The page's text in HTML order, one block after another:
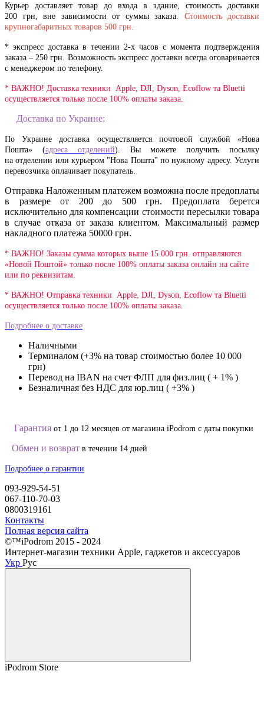
Курьер доставляет товар до входа в здание, стоимость доставки
200 грн, вне зависимости от суммы заказа. Стоимость доставки
крупногабаритных товаров 500 грн.
* экспресс доставка в течении 2-х часов с момента подтверждения
заказа – 250 грн. Возможность экспресс доставки всегда оговаривается
с менеджером по телефону.
* ВАЖНО! Доставка техники Apple, DJI, Dyson, Ecoflow та Bluetti
осуществляется только после 100% оплаты заказа.
Доставка по Украине:
По Украине доставка осуществляется почтовой службой «Нова
Пошта» (адреса отделений). Вы можете получить посылку
на отделении или курьером "Нова Пошта" по нужному адресу. Услуги
перевозчика оплачивает покупатель.
Отправка Наложенным платежем возможна после предоплаты
в размере от 200 до 500 грн. Предоплата берется
исключительно для компенсации стоимости пересылки товара
в случае отказа от заказа клиентом. Максимальный размер
накладного платежа 50000 грн.
* ВАЖНО! Заказы сумма которых выше 15 000 грн. отправляются
«Новой Поштой» только после 100% оплаты заказа онлайн на сайте
или по реквизитам.
* ВАЖНО! Отправка техники Apple, DJI, Dyson, Ecoflow та Bluetti
осуществляется только после 100% оплаты заказа.
Подробнее о доставке
Наличными
Терминалом (+3% на товар стоимостью более 10 000
грн)
Перевод на IBAN на счет ФЛП для физ.лиц ( + 1% )
Безналичная без НДС для юр.лиц ( +3% )
Гарантия от 1 до 12 месяцев от магазина iPodrom с даты покупки
Обмен и возврат в течении 14 дней
Подробнее о гарантии
093-929-54-51
067-110-70-03
0800319161
Контакты
Полная версия сайта
©™iPodrom 2015 - 2024
Интернет-магазин техники Apple, гаджетов и аксессуаров
Укр Рус
iPodrom Store